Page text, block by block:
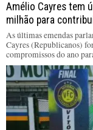
Amélio Cayres tem
milhão para
As últimas emendas
Cayres (Republicanos)
compromissos do ano